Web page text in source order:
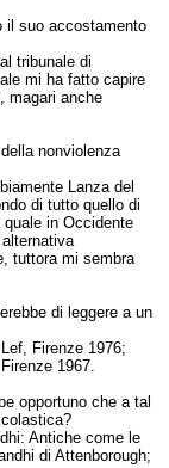
il suo accostamento
tribunale di
mi ha fatto capire
magari anche
nonviolenza
Lanza del
di tutto quello di
in Occidente
tuttora mi sembra
di leggere a un
Firenze 1976;
1967.
opportuno che a tal
Antiche come le
di Attenborough;